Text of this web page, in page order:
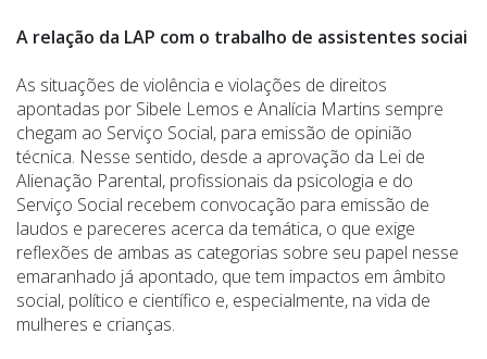
A relação da LAP com o trabalho de assistentes sociai
As situações de violência e violações de direitos
apontadas por Sibele Lemos e Analícia Martins sempre
chegam ao Serviço Social, para emissão de opinião
técnica. Nesse sentido, desde a aprovação da Lei de
Alienação Parental, profissionais da psicologia e do
Serviço Social recebem convocação para emissão de
laudos e pareceres acerca da temática, o que exige
reflexões de ambas as categorias sobre seu papel nesse
emaranhado já apontado, que tem impactos em âmbito
social, político e científico e, especialmente, na vida de
mulheres e crianças.